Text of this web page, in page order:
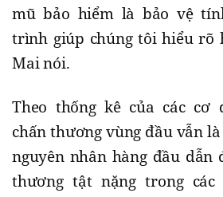
mũ bảo hiểm là bảo vệ
trình giúp chúng tôi hiểu rõ
Mai nói.
Theo thống kê của các cơ
chấn thương vùng đầu vẫn
nguyên nhân hàng đầu dẫn
thương tật nặng trong